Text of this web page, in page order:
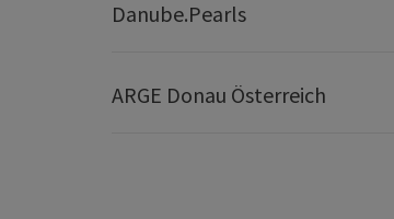
Danube.Pearls
ARGE Donau Österreich